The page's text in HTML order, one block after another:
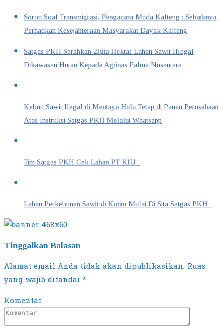
Soroti Soal Transmigrasi, Pengacara Muda Kalteng : Sebaiknya
Perhatikan Kesejahteraan Masyarakat Dayak Kalteng
Satgas PKH Serahkan 2Juta Hektar Lahan Sawit Illegal
Dikawasan Hutan Kepada Agrinas Palma Nusantara
Kebun Sawit Ilegal di Mentaya Hulu Tetap di Panen Perusahaan
Atas Instruksi Satgas PKH Melalui Whatsapp
Tim Satgas PKH Cek Lahan PT KIU
Lahan Perkebunan Sawit di Kotim Mulai Di Sita Satgas PKH
Tinggalkan Balasan
Alamat email Anda tidak akan dipublikasikan. Ruas
yang wajib ditandai *
Komentar